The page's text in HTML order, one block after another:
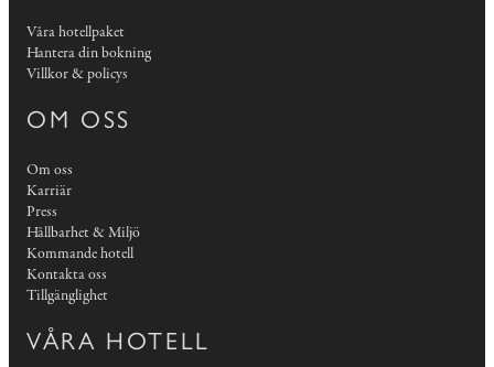
Våra hotellpaket
Hantera din bokning
Villkor & policys
OM OSS
Om oss
Karriär
Press
Hållbarhet & Miljö
Kommande hotell
Kontakta oss
Tillgänglighet
VÅRA HOTELL